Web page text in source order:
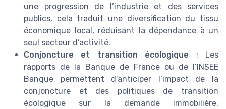
une progression de l’industrie et des services
publics, cela traduit une diversification du tissu
économique local, réduisant la dépendance à un
seul secteur d’activité.
Conjoncture et transition écologique : Les
rapports de la Banque de France ou de l’INSEE
Banque permettent d’anticiper l’impact de la
conjoncture et des politiques de transition
écologique sur la demande immobilière,